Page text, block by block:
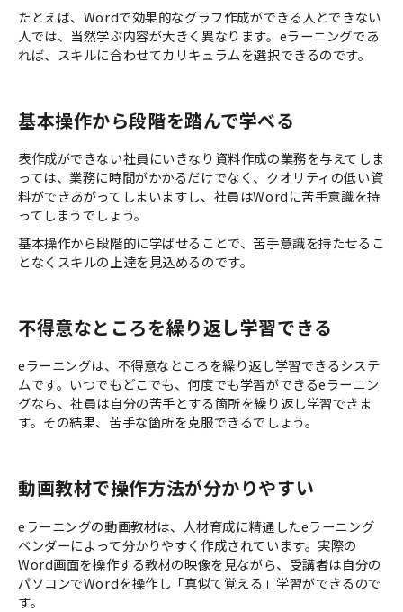
たとえば、Wordで効果的なグラフ作成ができる人とできない
人では、当然学ぶ内容が大きく異なります。eラーニングであ
れば、スキルに合わせてカリキュラムを選択できるのです。
基本操作から段階を踏んで学べる
表作成ができない社員にいきなり資料作成の業務を与えてしま
っては、業務に時間がかかるだけでなく、クオリティの低い資
料ができあがってしまいますし、社員はWordに苦手意識を持
ってしまうでしょう。
基本操作から段階的に学ばせることで、苦手意識を持たせるこ
となくスキルの上達を見込めるのです。
不得意なところを繰り返し学習できる
eラーニングは、不得意なところを繰り返し学習できるシステ
ムです。いつでもどこでも、何度でも学習ができるeラーニン
グなら、社員は自分の苦手とする箇所を繰り返し学習できま
す。その結果、苦手な箇所を克服できるでしょう。
動画教材で操作方法が分かりやすい
eラーニングの動画教材は、人材育成に精通したeラーニング
ベンダーによって分かりやすく作成されています。実際の
Word画面を操作する教材の映像を見ながら、受講者は自分の
パソコンでWordを操作し「真似て覚える」学習ができるので
す。